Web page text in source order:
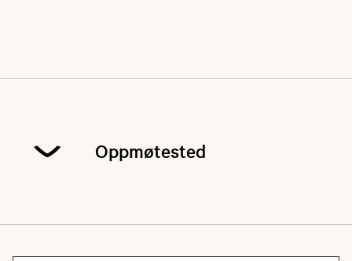
Oppmøtested